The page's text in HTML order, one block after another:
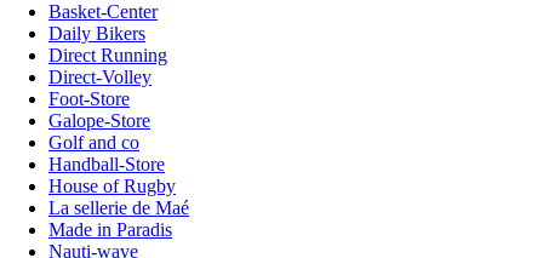
Basket-Center
Daily Bikers
Direct Running
Direct-Volley
Foot-Store
Galope-Store
Golf and co
Handball-Store
House of Rugby
La sellerie de Maé
Made in Paradis
Nauti-wave